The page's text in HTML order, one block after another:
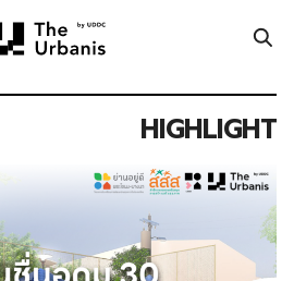
HIGHLIGHT